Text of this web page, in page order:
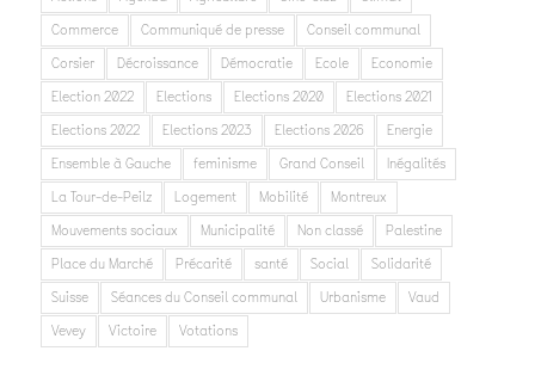
Commerce
Communiqué de presse
Conseil communal
Corsier
Décroissance Démocratie Ecole
Economie
Election 2022
Elections Elections 2020
Elections 2021
Elections 2022
Elections 2023 Elections 2026
Energie
Ensemble à Gauche
feminisme Grand Conseil
Inégalités
La Tour-de-Peilz
Logement Mobilité
Montreux
Mouvements sociaux
Municipalité Non classé
Palestine
Place du Marché
Précarité santé Social
Solidarité
Suisse
Séances du Conseil communal Urbanisme
Vaud
Vevey
Victoire Votations